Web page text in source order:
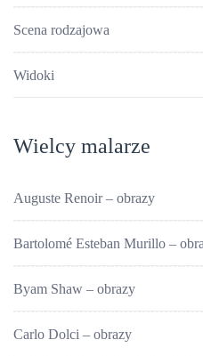
Scena rodzajowa
Widoki
Wielcy malarze
Auguste Renoir – obrazy
Bartolomé Esteban Murillo –
Byam Shaw – obrazy
Carlo Dolci – obrazy